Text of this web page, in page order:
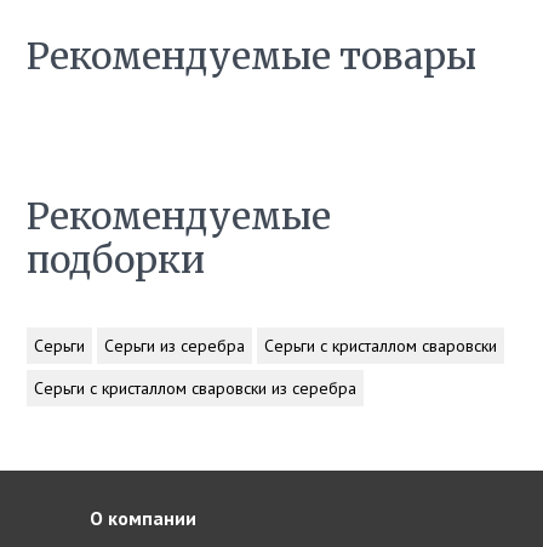
Рекомендуемые товары
Рекомендуемые
подборки
Серьги Серьги из серебра
Серьги с кристаллом сваровски
Серьги с кристаллом сваровски из серебра
О компании